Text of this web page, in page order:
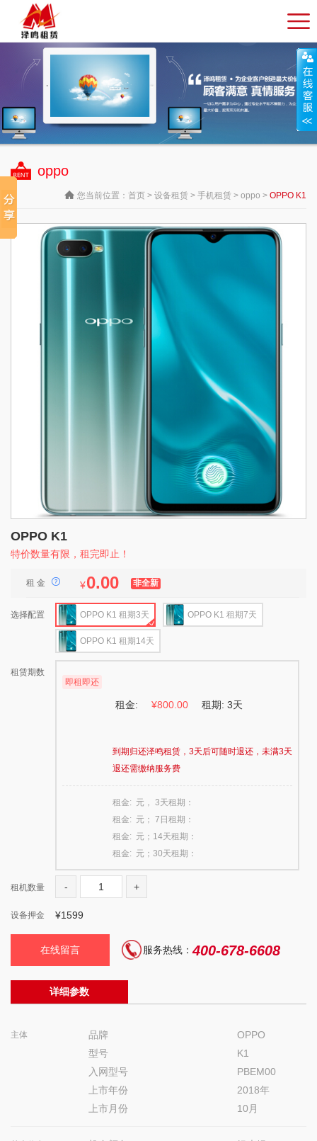
oppo
您当前位置： 首页 > 设备租赁 > 手机租赁 > oppo > OPPO K1
OPPO K1
特价数量有限，租完即止！
租 金 ¥0.00 非全新
选择配置 OPPO K1 租期3天 OPPO K1 租期7天
OPPO K1 租期14天
租赁期数
即租即还
租金: ¥800.00 租期: 3天
到期归还泽鸣租赁，3天后可随时退还，未满3天
退还需缴纳服务费
租金: 元， 3天租期：
租金: 元； 7日租期：
租金: 元；14天租期：
租金: 元；30天租期：
租机数量 - +
设备押金 ¥1599
在线留言 服务热线： 400-678-6608
详细参数
主体 品牌
OPPO
型号
K1
入网型号
PBEM00
上市年份
2018年
上市月份
10月